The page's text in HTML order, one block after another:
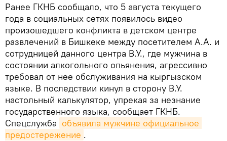
Ранее ГКНБ сообщало, что 5 августа текущего
года в социальных сетях появилось видео
произошедшего конфликта в детском центре
развлечений в Бишкеке между посетителем А.А. и
сотрудницей данного центра В.У., где мужчина в
состоянии алкогольного опьянения, агрессивно
требовал от нее обслуживания на кыргызском
языке. В последствии кинул в сторону В.У.
настольный калькулятор, упрекая за незнание
государственного языка, сообщает ГКНБ.
Спецслужба объявила мужчине официальное
предостережение .